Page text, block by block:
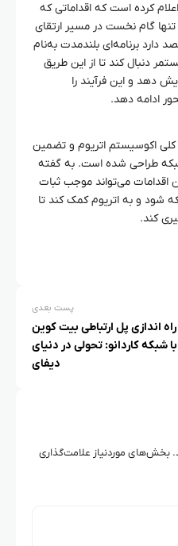
کرده است که اقداماتی که
تنها گام نخست در مسیر ارتقای
دارد برنامه‌ای بلندمدت به‌نام
دنبال کند تا از این طریق
دهد و این فرآیند را
ادامه دهد.
کلی اکوسیستم اتریوم و تضمین
طراحی شده است. به گفته
اقدامات می‌تواند موجب ثبات
شود و به اتریوم کمک کند تا
کند.
پست بعدی
راه‌ اندازی پل ارتباطی بیت کوین
با شبکه کاردانو: تحولی در دنیای
دیفای
بخش‌های موردنیاز علامت‌گذاری